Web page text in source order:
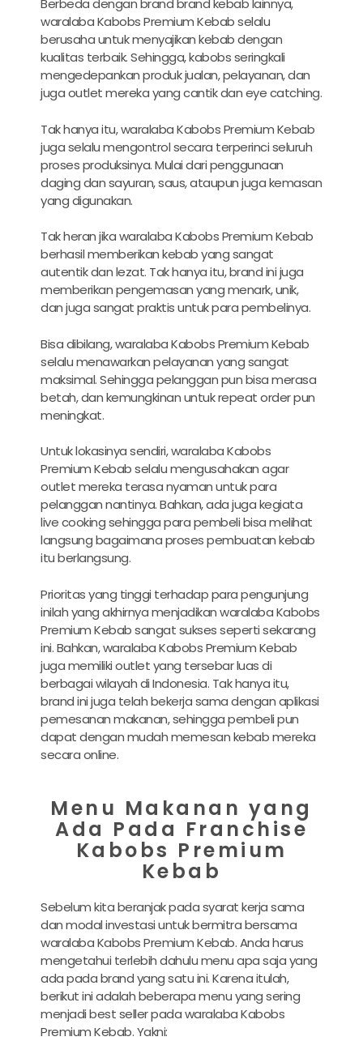
Berbeda dengan brand brand kebab lainnya,
waralaba Kabobs Premium Kebab selalu
berusaha untuk menyajikan kebab dengan
kualitas terbaik. Sehingga, kabobs seringkali
mengedepankan produk jualan, pelayanan, dan
juga outlet mereka yang cantik dan eye catching.
Tak hanya itu, waralaba Kabobs Premium Kebab
juga selalu mengontrol secara terperinci seluruh
proses produksinya. Mulai dari penggunaan
daging dan sayuran, saus, ataupun juga kemasan
yang digunakan.
Tak heran jika waralaba Kabobs Premium Kebab
berhasil memberikan kebab yang sangat
autentik dan lezat. Tak hanya itu, brand ini juga
memberikan pengemasan yang menark, unik,
dan juga sangat praktis untuk para pembelinya.
Bisa dibilang, waralaba Kabobs Premium Kebab
selalu menawarkan pelayanan yang sangat
maksimal. Sehingga pelanggan pun bisa merasa
betah, dan kemungkinan untuk repeat order pun
meningkat.
Untuk lokasinya sendiri, waralaba Kabobs
Premium Kebab selalu mengusahakan agar
outlet mereka terasa nyaman untuk para
pelanggan nantinya. Bahkan, ada juga kegiata
live cooking sehingga para pembeli bisa melihat
langsung bagaimana proses pembuatan kebab
itu berlangsung.
Prioritas yang tinggi terhadap para pengunjung
inilah yang akhirnya menjadikan waralaba Kabobs
Premium Kebab sangat sukses seperti sekarang
ini. Bahkan, waralaba Kabobs Premium Kebab
juga memiliki outlet yang tersebar luas di
berbagai wilayah di Indonesia. Tak hanya itu,
brand ini juga telah bekerja sama dengan aplikasi
pemesanan makanan, sehingga pembeli pun
dapat dengan mudah memesan kebab mereka
secara online.
Menu Makanan yang
Ada Pada Franchise
Kabobs Premium
Kebab
Sebelum kita beranjak pada syarat kerja sama
dan modal investasi untuk bermitra bersama
waralaba Kabobs Premium Kebab. Anda harus
mengetahui terlebih dahulu menu apa saja yang
ada pada brand yang satu ini. Karena itulah,
berikut ini adalah beberapa menu yang sering
menjadi best seller pada waralaba Kabobs
Premium Kebab. Yakni: